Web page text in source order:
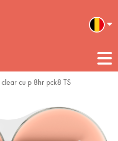
cu p 8hr pck8 TS